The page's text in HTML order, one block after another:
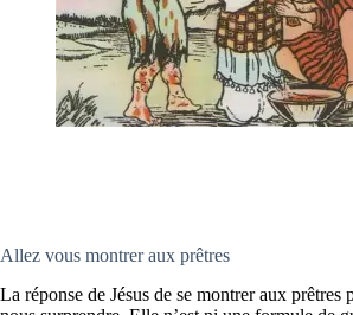
Allez vous montrer aux prêtres
La réponse de Jésus de se montrer aux prêtres